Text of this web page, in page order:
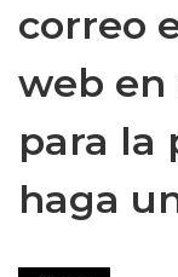
correo
web en
para la
haga